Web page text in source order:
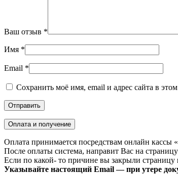
Ваш отзыв *
Имя *
Email *
Сохранить моё имя, email и адрес сайта в
Оплата и получение
Оплата принимается посредствам онлайн
После оплаты система, направит Вас на
Если по какой- то причине вы закрыли страницу
Указывайте настоящий Email — при утере